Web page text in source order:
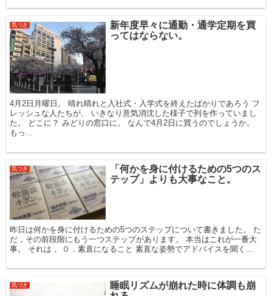
気づき
新年度早々に通勤・通学定期を買
ってはならない。
4月2日月曜日。 晴れ晴れと入社式・入学式を終えたばかりであろう フ
レッシュな人たちが、 いきなり意気消沈した様子で列を作っていまし
た。 どこに？ みどりの窓口に。 なんで4月2日に買うのでしょうか。
もっ...
気づき
「何かを身に付けるための5つのス
テップ」よりも大事なこと。
昨日は何かを身に付けるための5つのステップについて書きました。 た
だ，その前段階にもう一つステップがあります。 本当はこれが一番大
事。 それは， ０．素直になること 素直な姿勢でアドバイスを聞く...
気づき
睡眠リズムが崩れた時に体調も崩